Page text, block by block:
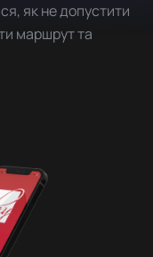
як не допустити
маршрут та